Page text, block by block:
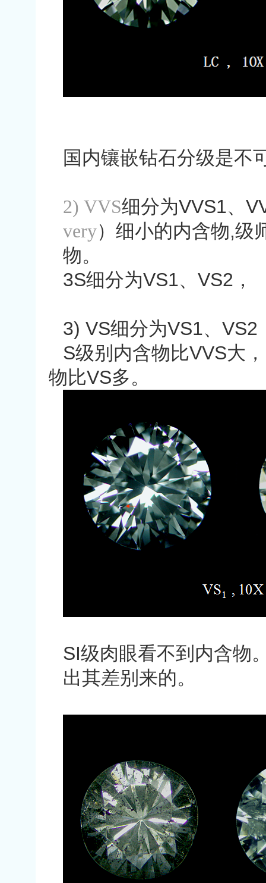
国内镶嵌钻石分级是不
2) VVS细分为VVS1、
very）细小的内含物,级
物。
3S细分为VS1、 VS2 ，
3) VS细分为VS1、 VS2
S级别内含物比VVS大，
物比VS多。
SI级肉眼看不到内含物
出其差别来的。